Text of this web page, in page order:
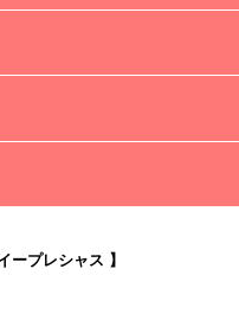
ープレシャス 】